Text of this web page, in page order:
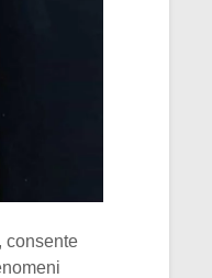
consente